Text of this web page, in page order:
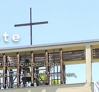
Lage.
mit all den Menschen,
lassen.